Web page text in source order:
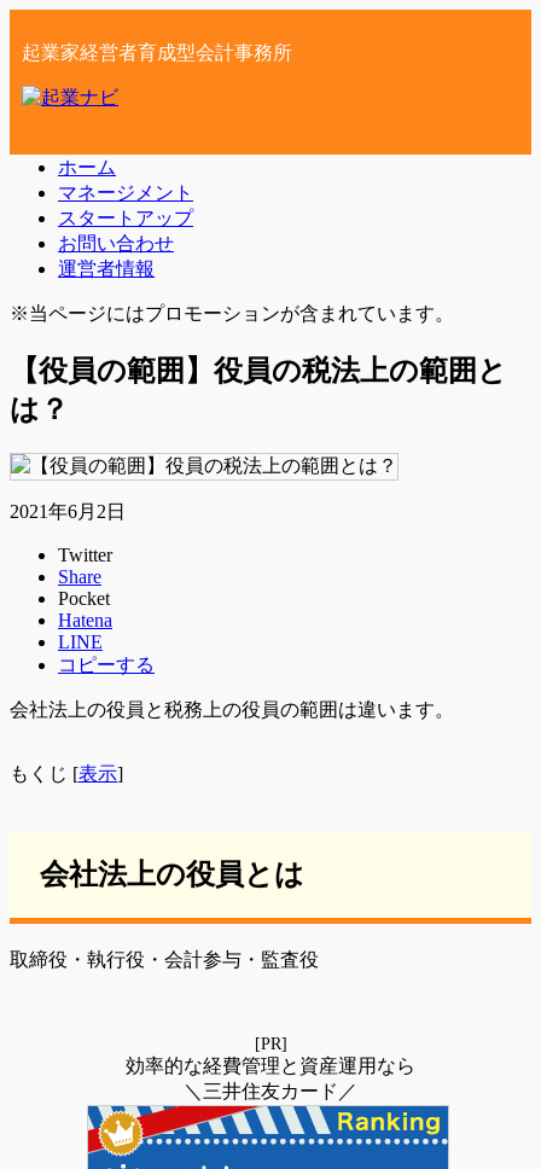
起業家経営者育成型会計事務所
ホーム
マネージメント
スタートアップ
お問い合わせ
運営者情報
※当ページにはプロモーションが含まれています。
【役員の範囲】役員の税法上の範囲と
は？
2021年6月2日
Twitter
Share
Pocket
Hatena
LINE
コピーする
会社法上の役員と税務上の役員の範囲は違います。
もくじ [表示]
会社法上の役員とは
取締役・執行役・会計参与・監査役
[PR]
効率的な経費管理と資産運用なら
＼三井住友カード／